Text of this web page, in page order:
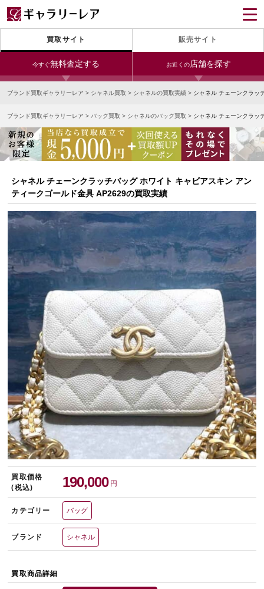
買取サイト 販売サイト
今すぐ無料査定する お近くの店舗を探す
24時間受付（対応時間10:00～19:00）
宅配買取を申し込む
無料の宅配キットをお届けします
今すぐ電話査定
受付時間 10:00～19:00
銀座本店 青山表参道店 新宿東口店
小田急新宿店 LAB東京 名古屋大須店
なんば店 神戸元町(三宮)店
中野ブロードウェイ
宅配買取を申し込む
無料の宅配キットをお届けします
ブランド買取ギャラリーレア > シャネル買取 > シャネルの買取実績 > シャネル チェーンクラッ
ブランド買取ギャラリーレア > バッグ買取 > シャネルのバッグ買取 > シャネル チェーンクラッ
シャネル チェーンクラッチバッグ ホワイト キャビアスキン アン
ティークゴールド金具 AP2629の買取実績
買取価格
(税込)
190,000 円
カテゴリー バッグ
ブランド シャネル
買取商品詳細